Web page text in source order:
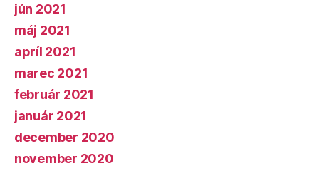
jún 2021
máj 2021
apríl 2021
marec 2021
február 2021
január 2021
december 2020
november 2020